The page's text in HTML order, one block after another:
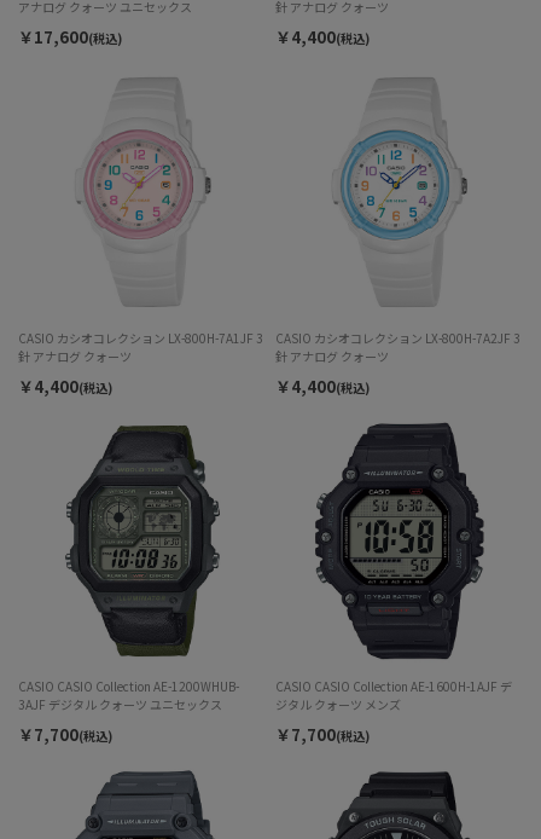
アナログ クォーツ ユニセックス
￥17,600(税込)
針 アナログ クォーツ
￥4,400(税込)
CASIO カシオコレクション LX-800H-7A1JF 3
針 アナログ クォーツ
￥4,400(税込)
CASIO カシオコレクション LX-800H-7A2JF 3
針 アナログ クォーツ
￥4,400(税込)
CASIO CASIO Collection AE-1200WHUB-
3AJF デジタル クォーツ ユニセックス
￥7,700(税込)
CASIO CASIO Collection AE-1600H-1AJF デ
ジタル クォーツ メンズ
￥7,700(税込)